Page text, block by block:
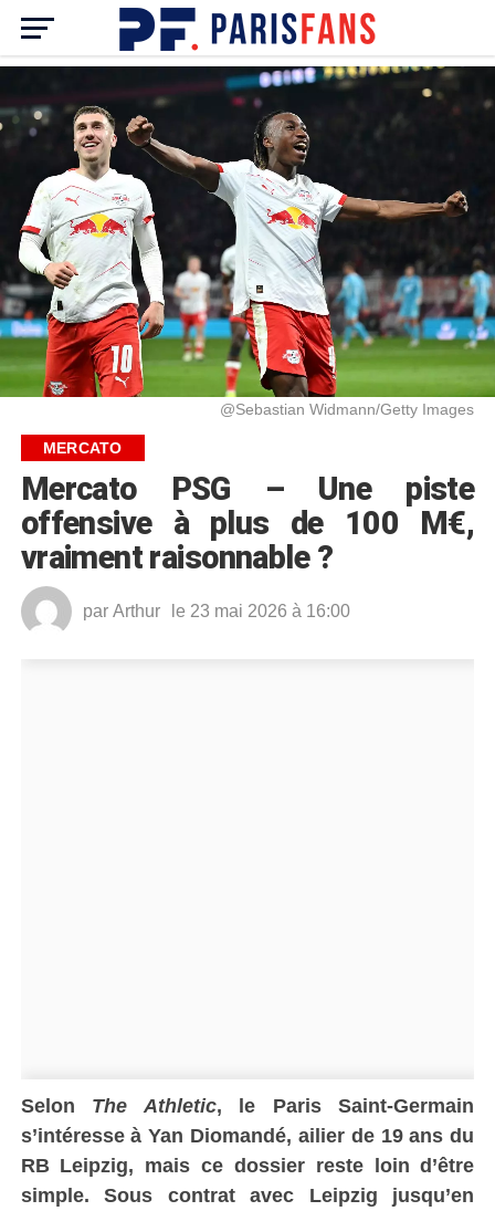
@Sebastian Widmann/Getty Images
MERCATO
Mercato PSG – Une piste
offensive à plus de 100 M€,
vraiment raisonnable ?
par Arthur le 23 mai 2026 à 16:00
Selon The Athletic, le Paris Saint-Germain
s’intéresse à Yan Diomandé, ailier de 19 ans du
RB Leipzig, mais ce dossier reste loin d’être
simple. Sous contrat avec Leipzig jusqu’en